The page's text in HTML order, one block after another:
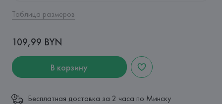
Таблица размеров
109,99 BYN
В корзину
Бесплатная доставка за 2 часа по Минску